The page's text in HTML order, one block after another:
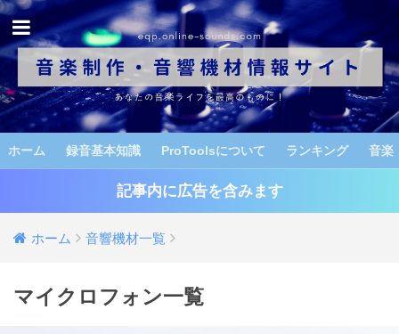
ホーム 録音基本知識 ProToolsについて ランキング 音楽
記事内に広告を含みます
ホーム 音響機材一覧
マイクロフォン一覧